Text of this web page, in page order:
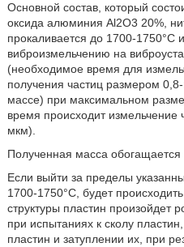
Основной состав, который
оксида алюминия Аl2O3 20%,
прокаливается до 1700-1750°С
виброизмельчению на
(необходимое время для
получения частиц размером
массе) при максимальном
время происходит
мкм).
Полученная масса обогащается
Если выйти за пределы
1700-1750°С, будет
структуры пластин произойдет
при испытаниях к сколу
пластин и затуплении их, при